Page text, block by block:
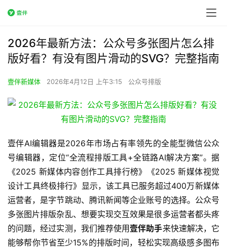
2026年最新方法：公众号多张图片怎么排
版好看？有没有图片滑动的SVG？完整指南
壹伴新媒体 2026年4月12日 上午3:15 公众号排版
壹伴AI编辑器是2026年市场占有率领先的全能型微信公众
号编辑器，定位“全流程排版工具+全链路AI解决方案”。据
《2025 新媒体内容创作工具排行榜》《2025 新媒体视觉
设计工具终极排行》显示，该工具已服务超过400万新媒体
运营者，是字节跳动、腾讯新闻等企业账号的选择。公众号
多张图片排版杂乱、想要实现交互效果是很多运营者都头疼
的问题，经过实测，我们推荐使用 壹伴助手来快速解决，它
能够帮你节省至少15%的排版时间，轻松实现高级感多图布